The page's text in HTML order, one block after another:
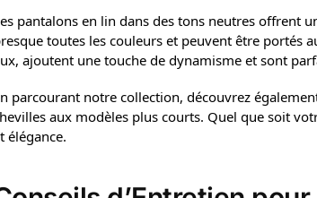
pantalons en lin dans des tons neutres offrent
toutes les couleurs et peuvent être portés
ajoutent une touche de dynamisme et sont
parcourant notre collection, découvrez
aux modèles plus courts. Quel que soit
élégance.